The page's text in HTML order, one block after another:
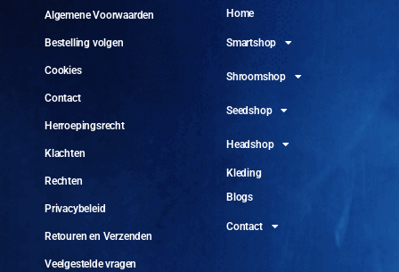
Algemene Voorwaarden
Bestelling volgen
Cookies
Contact
Herroepingsrecht
Klachten
Rechten
Privacybeleid
Retouren en Verzenden
Veelgestelde vragen
Home
Smartshop
Shroomshop
Seedshop
Headshop
Kleding
Blogs
Contact